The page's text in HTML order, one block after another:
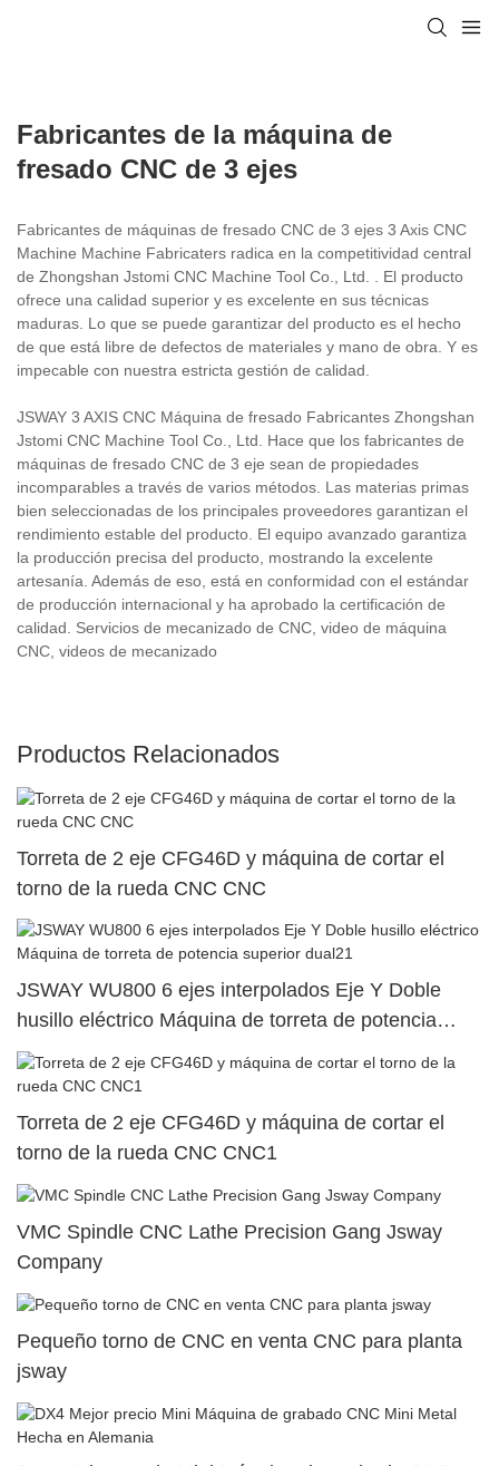
Fabricantes de la máquina de
fresado CNC de 3 ejes
Fabricantes de máquinas de fresado CNC de 3 ejes 3 Axis CNC
Machine Machine Fabricaters radica en la competitividad central
de Zhongshan Jstomi CNC Machine Tool Co., Ltd. . El producto
ofrece una calidad superior y es excelente en sus técnicas
maduras. Lo que se puede garantizar del producto es el hecho
de que está libre de defectos de materiales y mano de obra. Y es
impecable con nuestra estricta gestión de calidad.
JSWAY 3 AXIS CNC Máquina de fresado Fabricantes Zhongshan
Jstomi CNC Machine Tool Co., Ltd. Hace que los fabricantes de
máquinas de fresado CNC de 3 eje sean de propiedades
incomparables a través de varios métodos. Las materias primas
bien seleccionadas de los principales proveedores garantizan el
rendimiento estable del producto. El equipo avanzado garantiza
la producción precisa del producto, mostrando la excelente
artesanía. Además de eso, está en conformidad con el estándar
de producción internacional y ha aprobado la certificación de
calidad. Servicios de mecanizado de CNC, video de máquina
CNC, videos de mecanizado
Productos Relacionados
Torreta de 2 eje CFG46D y máquina de cortar el
torno de la rueda CNC CNC
JSWAY WU800 6 ejes interpolados Eje Y Doble
husillo eléctrico Máquina de torreta de potencia
superior dual21
Torreta de 2 eje CFG46D y máquina de cortar el
torno de la rueda CNC CNC1
VMC Spindle CNC Lathe Precision Gang Jsway
Company
Pequeño torno de CNC en venta CNC para planta
jsway